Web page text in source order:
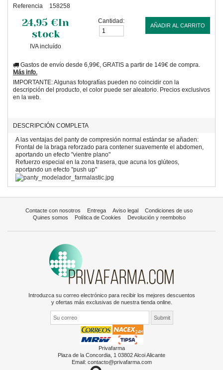
Referencia 158258
24,95 €In
stock
IVA incluído
Cantidad:
AÑADIR AL CARRITO
Gastos de envío desde 6,99€, GRATIS a partir de 149€ de compra.
Más info.
IMPORTANTE: Algunas fotografías pueden no coincidir con la
descripción del producto, el color puede ser aleatorio. Precios exclusivos
en la web.
DESCRIPCIÓN COMPLETA
A las ventajas del panty de compresión normal estándar se añaden:
Frontal de la braga reforzado para contener suavemente el abdomen,
aportando un efecto "vientre plano"
Refuerzo especial en la zona trasera, que acuna los glúteos,
aportando un efecto "push up"
Contacte con nosotros Entrega Aviso legal
Condiciones de uso
Quines somos
Política de Cookies Devolución y reembolso
Introduzca su correo electrónico para recibir los mejores descuentos
y ofertas más exclusivas de nuestra tienda online.
Privafarma
Plaza de la Concordia, 1 03802 Alcoi Alicante
Email: contacto@privafarma.com